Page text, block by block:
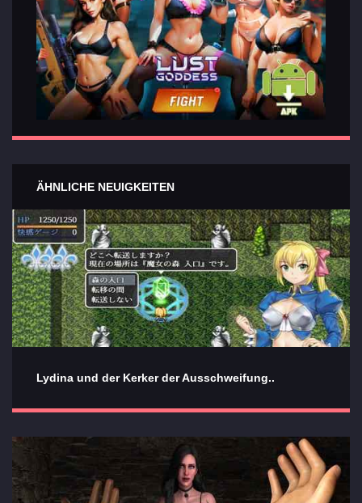
ÄHNLICHE NEUIGKEITEN
Lydina und der Kerker der Ausschweifung..